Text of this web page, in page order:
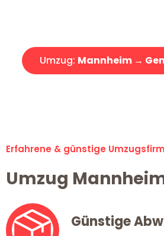
Umzug: Mannheim →
Erfahrene & günstige
Umzug
Günstige